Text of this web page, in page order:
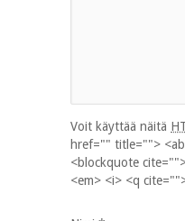
Voit käyttää näitä
href="" title="">
<blockquote
<em> <i> <q